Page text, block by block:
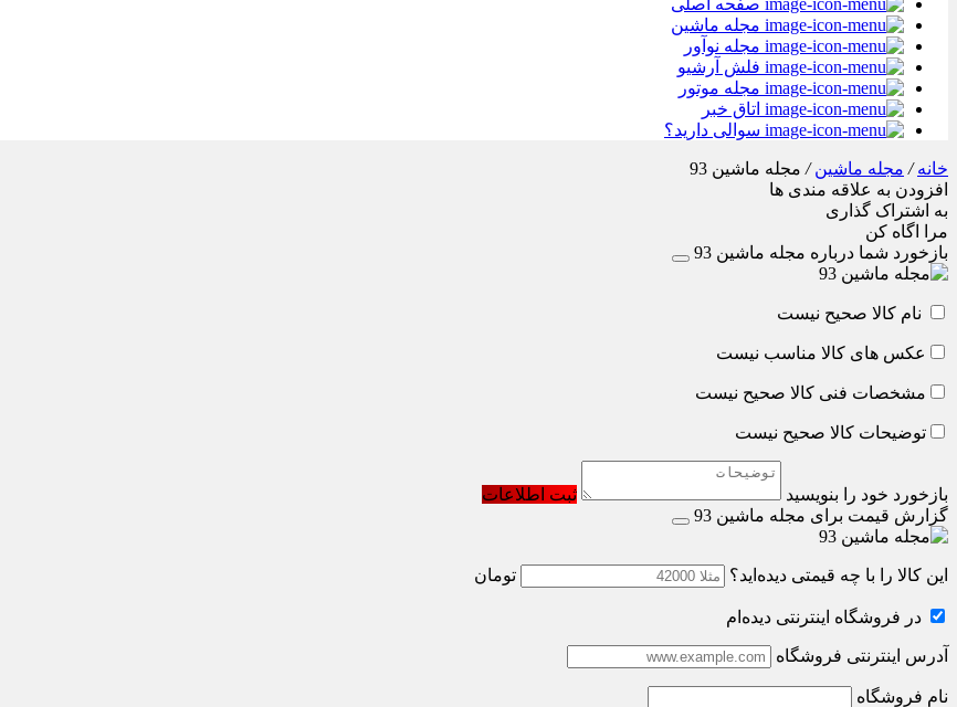
صفحه اصلی
مجله ماشین
مجله نوآور
فلش آرشیو
مجله موتور
اتاق خبر
سوالی دارید؟
خانه/ مجله ماشین/ مجله ماشین 93
افزودن به علاقه مندی ها
به اشتراک گذاری
مرا اگاه کن
بازخورد شما درباره مجله ماشین 93
نام کالا صحیح نیست
عکس های کالا مناسب نیست
مشخصات فنی کالا صحیح نیست
توضیحات کالا صحیح نیست
بازخورد خود را بنویسید
ثبت اطلاعات
گزارش قیمت برای مجله ماشین 93
این کالا را با چه قیمتی دیده‌اید؟ تومان
در فروشگاه اینترنتی دیده‌ام
آدرس اینترنتی فروشگاه
نام فروشگاه